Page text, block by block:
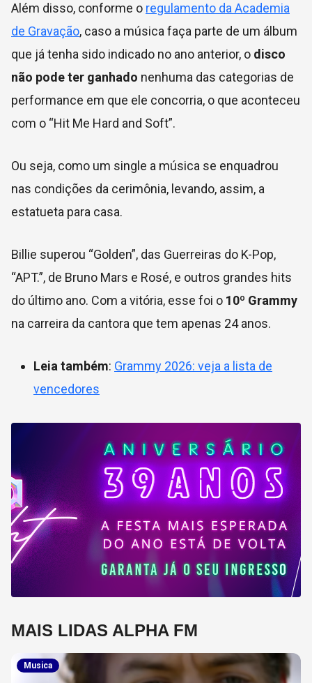
Além disso, conforme o regulamento da Academia
de Gravação, caso a música faça parte de um álbum
que já tenha sido indicado no ano anterior, o disco
não pode ter ganhado nenhuma das categorias de
performance em que ele concorria, o que aconteceu
com o “Hit Me Hard and Soft”.
Ou seja, como um single a música se enquadrou
nas condições da cerimônia, levando, assim, a
estatueta para casa.
Billie superou “Golden”, das Guerreiras do K-Pop,
“APT.”, de Bruno Mars e Rosé, e outros grandes hits
do último ano. Com a vitória, esse foi o 10º Grammy
na carreira da cantora que tem apenas 24 anos.
Leia também: Grammy 2026: veja a lista de
vencedores
MAIS LIDAS ALPHA FM
Musica